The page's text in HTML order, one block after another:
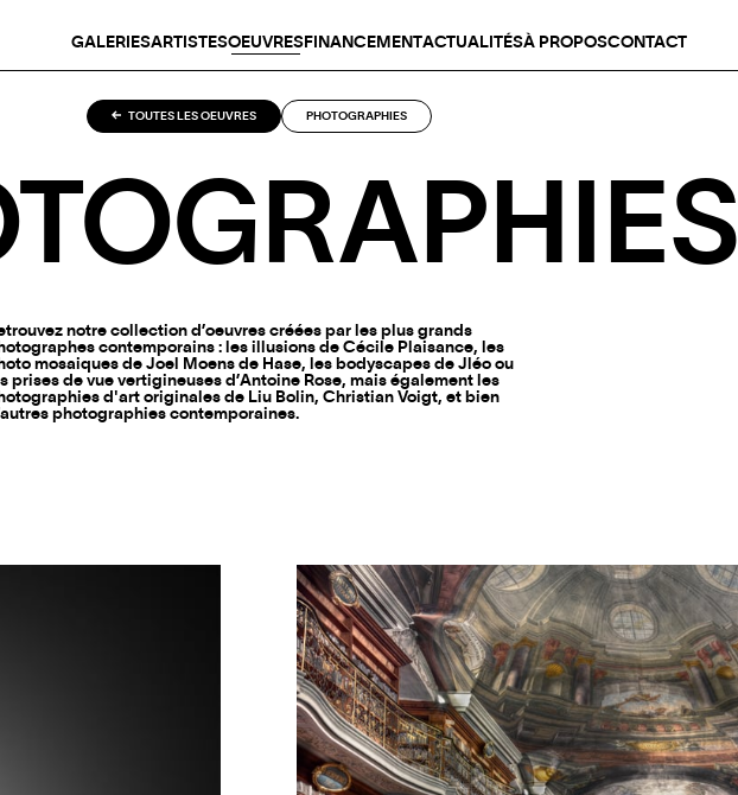
GALERIESARTISTESOEUVRESFINANCEMENTACTUALITÉSÀ PROPOSCONTACT
TOUTES LES OEUVRES PHOTOGRAPHIES
notre collection d’oeuvres créées par les plus grands
contemporains : les illusions de Cécile Plaisance, les
mosaiques de Joel Moens de Hase, les bodyscapes de Jléo ou
prises de vue vertigineuses d’Antoine Rose, mais également les
d'art originales de Liu Bolin, Christian Voigt, et bien
photographies contemporaines.